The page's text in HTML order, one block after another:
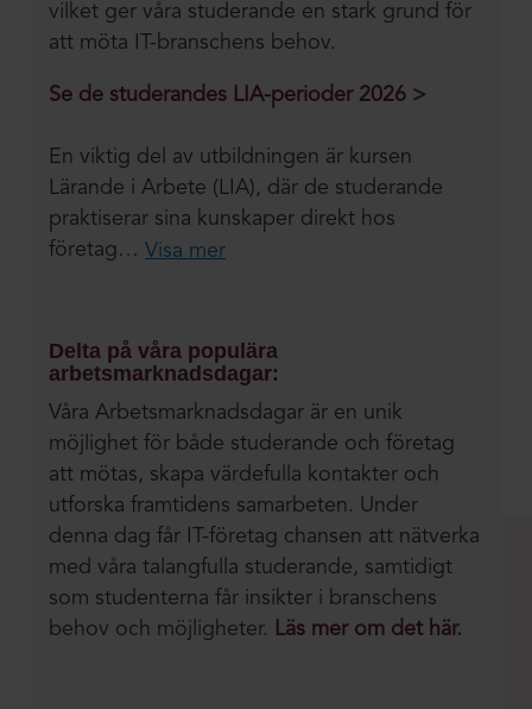
vilket ger våra studerande en stark grund för
att möta IT-branschens behov.
Se de studerandes LIA-perioder 2026 >
En viktig del av utbildningen är kursen
Lärande i Arbete (LIA), där de studerande
praktiserar sina kunskaper direkt hos
företag…Visa mer
Delta på våra populära
arbetsmarknadsdagar:
Våra Arbetsmarknadsdagar är en unik
möjlighet för både studerande och företag
att mötas, skapa värdefulla kontakter och
utforska framtidens samarbeten. Under
denna dag får IT-företag chansen att nätverka
med våra talangfulla studerande, samtidigt
som studenterna får insikter i branschens
behov och möjligheter.
Läs mer om det här.